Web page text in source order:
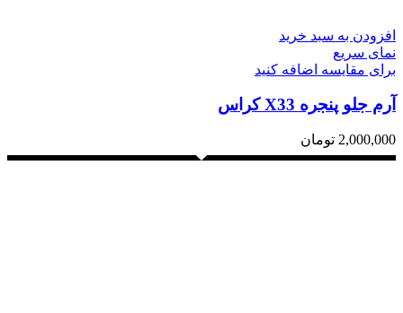
افزودن به سبد خرید
نمای سریع
برای مقایسه اضافه کنید
آرم جلو پنجره X33 کراس
2,000,000 تومان